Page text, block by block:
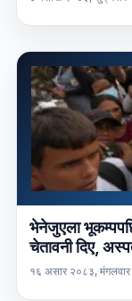
भेनेजुएला
चेतावनी दिए,
१६ असार २०८३,